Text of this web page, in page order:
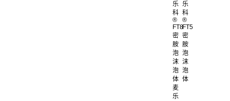
乐
科
®
FT8
密
胺
泡
沫
泡
体
乐
科
®
FT5
密
胺
泡
沫
泡
体
麦
乐